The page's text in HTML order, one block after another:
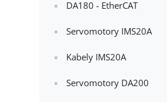
DA180 - EtherCAT
Servomotory IMS20A
Kabely IMS20A
Servomotory DA200